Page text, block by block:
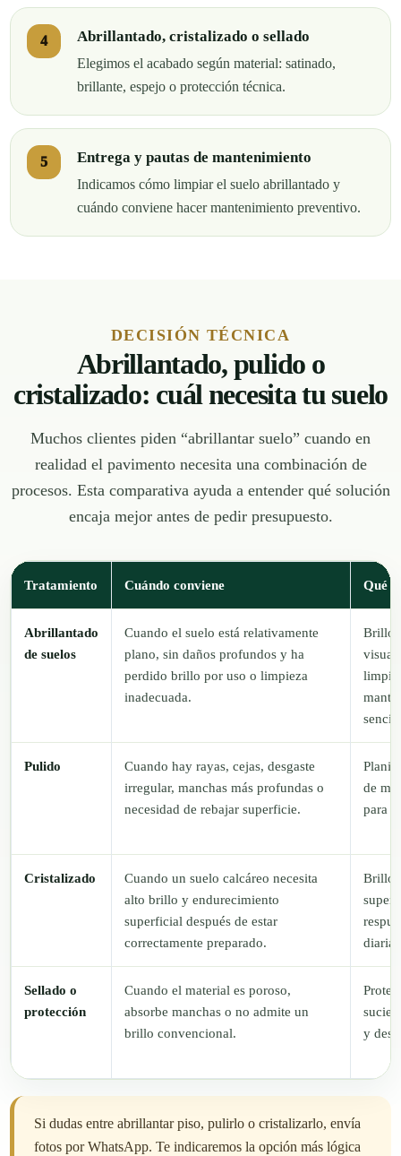
Abrillantado, cristalizado o sellado
Elegimos el acabado según material: satinado,
brillante, espejo o protección técnica.
Entrega y pautas de mantenimiento
Indicamos cómo limpiar el suelo abrillantado y
cuándo conviene hacer mantenimiento preventivo.
DECISIÓN TÉCNICA
Abrillantado, pulido o
cristalizado: cuál necesita tu suelo
Muchos clientes piden “abrillantar suelo” cuando en
realidad el pavimento necesita una combinación de
procesos. Esta comparativa ayuda a entender qué solución
encaja mejor antes de pedir presupuesto.
Tratamiento Cuándo conviene Qué
Abrillantado
de suelos
Cuando el suelo está relativamente
plano, sin daños profundos y ha
perdido brillo por uso o limpieza
inadecuada.
Brillo,
Pulido
Cuando hay rayas, cejas, desgaste
irregular, manchas más profundas o
necesidad de rebajar superficie.
de
para
Cristalizado
Cuando un suelo calcáreo necesita
alto brillo y endurecimiento
superficial después de estar
correctamente preparado.
Brillo
diaria.
Sellado o
protección
Cuando el material es poroso,
absorbe manchas o no admite un
brillo convencional.
y
Si dudas entre abrillantar piso, pulirlo o cristalizarlo, envía
fotos por WhatsApp. Te indicaremos la opción más lógica